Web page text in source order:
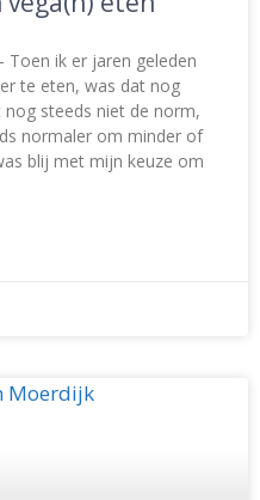
ik er jaren geleden
te eten, was dat nog
steeds niet de norm,
normaler om minder of
blij met mijn keuze om